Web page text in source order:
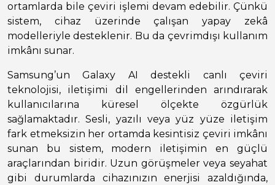
ortamlarda bile çeviri işlemi devam edebilir. Çünkü
sistem, cihaz üzerinde çalışan yapay zekâ
modelleriyle desteklenir. Bu da çevrimdışı kullanım
imkânı sunar.
Samsung’un Galaxy AI destekli canlı çeviri
teknolojisi, iletişimi dil engellerinden arındırarak
kullanıcılarına küresel ölçekte özgürlük
sağlamaktadır. Sesli, yazılı veya yüz yüze iletişim
fark etmeksizin her ortamda kesintisiz çeviri imkânı
sunan bu sistem, modern iletişimin en güçlü
araçlarından biridir. Uzun görüşmeler veya seyahat
gibi durumlarda cihazınızın enerjisi azaldığında,